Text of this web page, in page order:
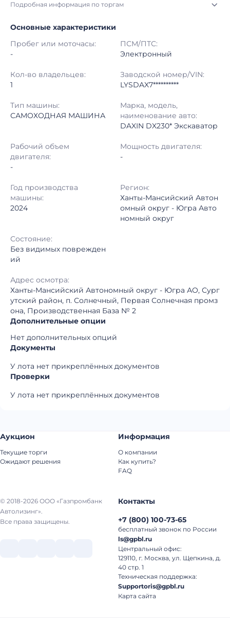
Подробная информация по торгам
Начало торгов: 07.08.2026, 07:17 МСК
14.08.2026, 07:04 МСК
Тип аукциона: Открытые торги
Шаг торгов: 50 000 ₽
Регион:
Основные характеристики
Пробег или моточасы:
-
ПСМ/ПТС:
Электронный
Кол-во владельцев:
1
Заводской номер/VIN:
LYSDAX7**********
Тип машины:
САМОХОДНАЯ МАШИНА
Марка, модель,
наименование авто:
DAXIN DX230* Экскаватор
Рабочий объем
двигателя:
-
Мощность двигателя:
-
Год производства
машины:
2024
Регион:
Ханты-Мансийский Автон
омный округ - Югра Авто
номный округ
Состояние:
Без видимых поврежден
ий
Адрес осмотра:
Ханты-Мансийский Автономный округ - Югра АО, Сург
утский район, п. Солнечный, Первая Солнечная промз
она, Производственная База № 2
Дополнительные опции
Нет дополнительных опций
Документы
У лота нет прикреплённых документов
Проверки
У лота нет прикреплённых документов
© 2018-2026 ООО «Газпромбанк
Автолизинг».
Все права защищены.
Аукцион
Текущие торги
Ожидают решения
Информация
О компании
Как купить?
FAQ
Контакты
+7 (800) 100-73-65
бесплатный звонок по России
ls@gpbl.ru
Центральный офис:
129110, г. Москва, ул. Щепкина, д.
40 стр. 1
Техническая поддержка:
Supportoris@gpbl.ru
Карта сайта